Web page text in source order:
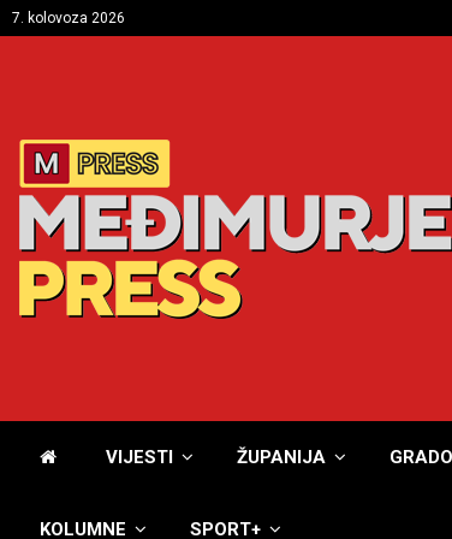
7. kolovoza 2026
VIJESTI ŽUPANIJA
KOLUMNE SPORT+